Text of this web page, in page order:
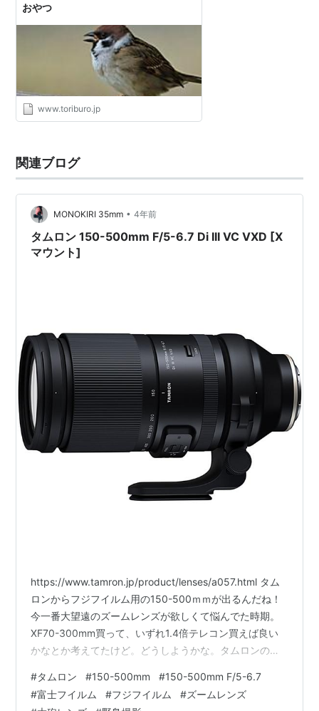
おやつ
www.toriburo.jp
関連ブログ
MONOKIRI 35mm • 4年前
タムロン 150-500mm F/5-6.7 Di III VC VXD [X
マウント]
https://www.tamron.jp/product/lenses/a057.html タム
ロンからフジフイルム用の150-500ｍｍが出るんだね！
今一番大望遠のズームレンズが欲しくて悩んでた時期。
XF70-300mm買って、いずれ1.4倍テレコン買えば良い
かなとか考えてたけど。どうしようかな。タムロンのサ
真俺でも撮れるのかは知らんけど。 でも20万か。高い。
XF70-300mmが10万ぐらい。プラス10万分幸せになれま
#タムロン #150-500mm #150-500mm F/5-6.7
#富士フイルム #フジフイルム #ズームレンズ